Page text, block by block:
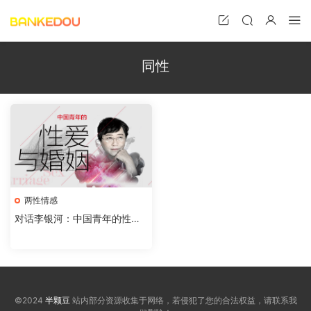
同性
两性情感
对话李银河：中国青年的性爱
©2024 半颗豆站内部分资源收集于网络，若侵犯了您的合法权益，请联系我